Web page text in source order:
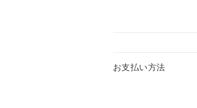
お支払い方法